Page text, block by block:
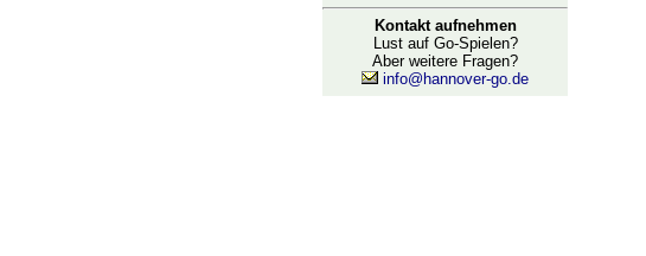
Kontakt aufnehmen
Lust auf Go-Spielen?
Aber weitere Fragen?
info@hannover-go.de